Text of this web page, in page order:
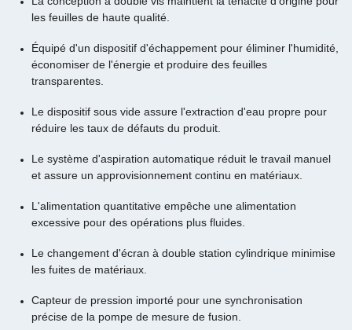
les feuilles de haute qualité.
Équipé d'un dispositif d'échappement pour éliminer l'humidité,
économiser de l'énergie et produire des feuilles
transparentes.
Le dispositif sous vide assure l'extraction d'eau propre pour
réduire les taux de défauts du produit.
Le système d'aspiration automatique réduit le travail manuel
et assure un approvisionnement continu en matériaux.
L'alimentation quantitative empêche une alimentation
excessive pour des opérations plus fluides.
Le changement d'écran à double station cylindrique minimise
les fuites de matériaux.
Capteur de pression importé pour une synchronisation
précise de la pompe de mesure de fusion.